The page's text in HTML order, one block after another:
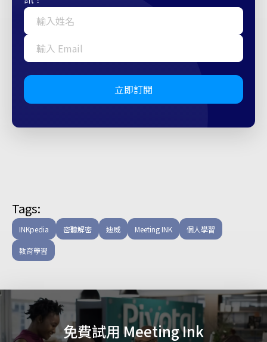
立即訂閱
Tags:
INKpedia 密聽解密 迪威 Meeting INK 個人學習
教育學習
免費試用 Meeting Ink